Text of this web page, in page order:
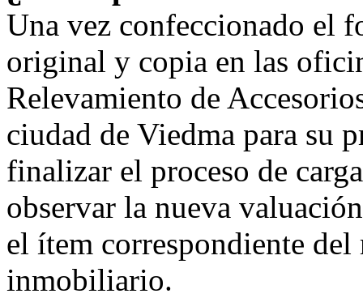
Una vez confeccionado el
original y copia en las
Relevamiento de
ciudad de Viedma para su
finalizar el proceso de
observar la nueva
el ítem correspondiente
inmobiliario.